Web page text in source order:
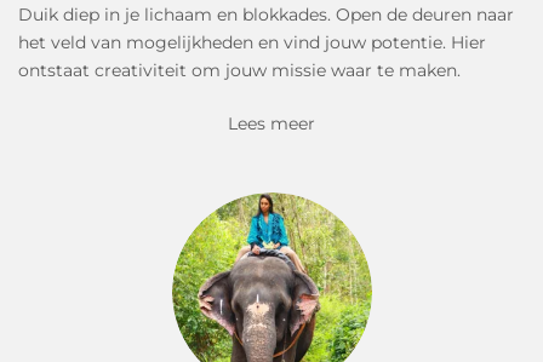
Duik diep in je lichaam en blokkades. Open de deuren naar
het veld van mogelijkheden en vind jouw potentie. Hier
ontstaat creativiteit om jouw missie waar te maken.
Lees meer